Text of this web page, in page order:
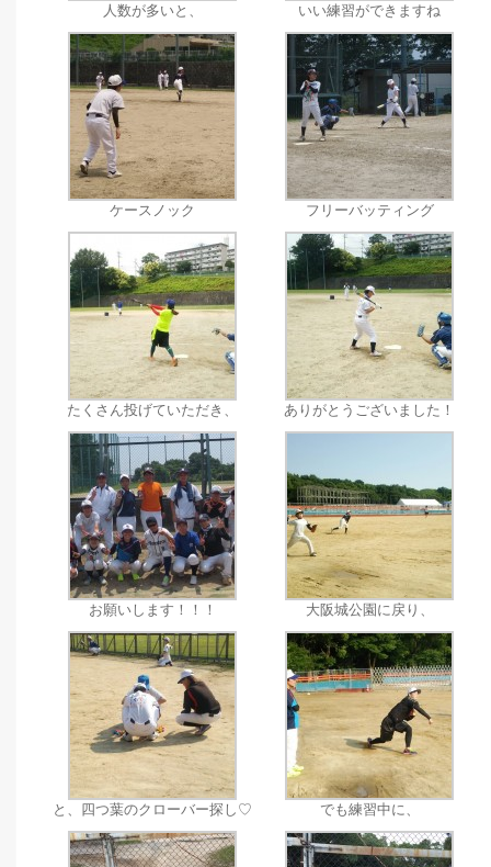
人数が多いと、 いい練習ができますね
ケースノック フリーバッティング
たくさん投げていただき、 ありがとうございました！
お願いします！！！ 大阪城公園に戻り、
と、四つ葉のクローバー探し♡ でも練習中に、